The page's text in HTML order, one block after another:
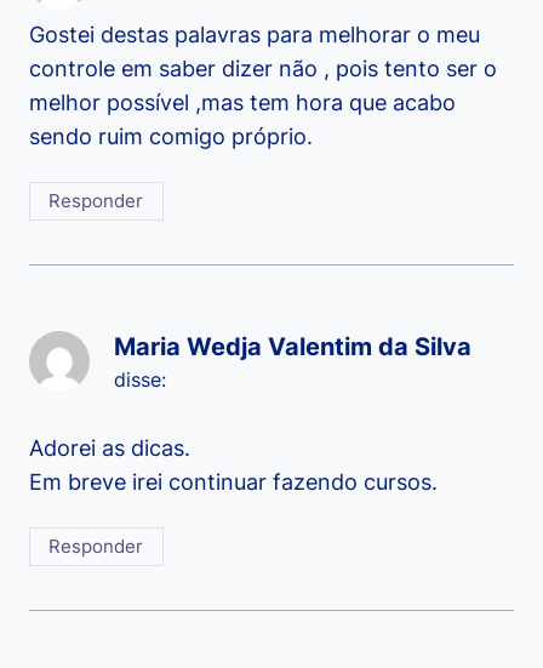
Gostei destas palavras para melhorar o meu
controle em saber dizer não , pois tento ser o
melhor possível ,mas tem hora que acabo
sendo ruim comigo próprio.
Responder
Maria Wedja Valentim da Silva
disse:
Adorei as dicas.
Em breve irei continuar fazendo cursos.
Responder